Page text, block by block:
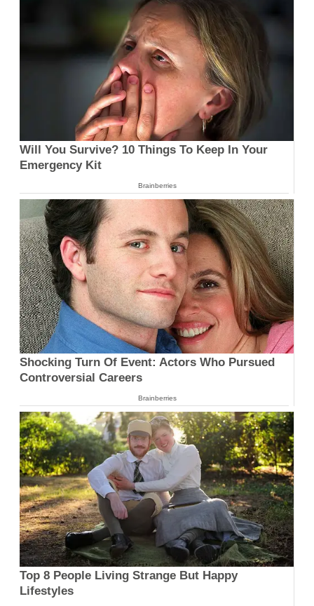
Will You Survive? 10 Things To Keep In Your
Emergency Kit
Brainberries
Shocking Turn Of Event: Actors Who Pursued
Controversial Careers
Brainberries
Top 8 People Living Strange But Happy
Lifestyles